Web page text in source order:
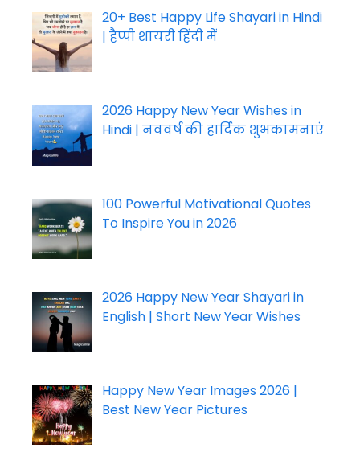
20+ Best Happy Life Shayari in Hindi
| हैप्पी शायरी हिंदी में
2026 Happy New Year Wishes in
Hindi | नववर्ष की हार्दिक शुभकामनाएं
100 Powerful Motivational Quotes
To Inspire You in 2026
2026 Happy New Year Shayari in
English | Short New Year Wishes
Happy New Year Images 2026 |
Best New Year Pictures